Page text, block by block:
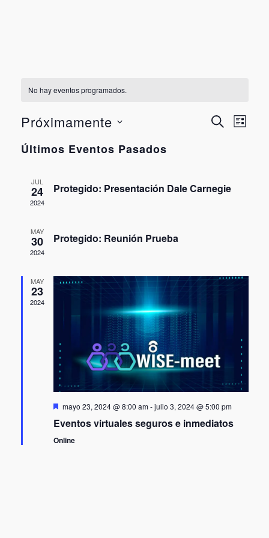
No hay eventos programados.
BUSCARLISTA
Próximamente
fecha.
Últimos Eventos Pasados
JUL
24
2024
Protegido: Presentación Dale Carnegie
MAY
30
2024
Protegido: Reunión Prueba
MAY
23
2024
Destacado
mayo 23, 2024 @ 8:00 am-julio 3, 2024 @ 5:00 pm
Eventos virtuales seguros e inmediatos
Online